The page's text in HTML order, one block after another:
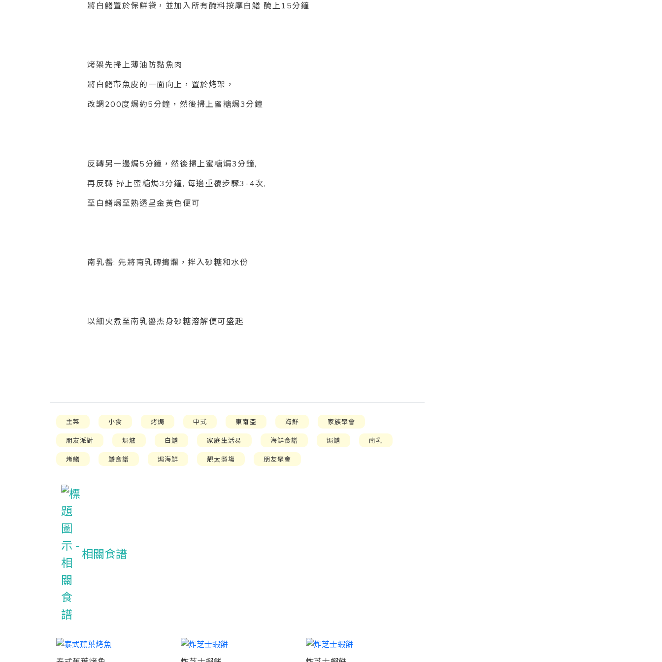
將白鱔置於保鮮袋，並加入所有醃料按摩白鱔 醃上15分鐘
烤架先掃上薄油防黏魚肉
將白鱔帶魚皮的一面向上，置於烤架，
改調200度焗約5分鐘， 然後掃上蜜糖焗3分鐘
反轉另一邊焗5分鐘，然後掃上蜜糖焗3分鐘,
再反轉 掃上蜜糖焗3分鐘, 每邊重覆步驟3-4次,
至白鱔焗至熟透呈金黃色便可
南乳醬: 先將南乳磚搗爛，拌入砂糖和水份
以細火煮至南乳醬杰身砂糖溶解便可盛起
主菜 小食 烤焗 中式 東南亞 海鮮 家族聚會
朋友派對 焗爐 白鱔 家庭生活易 海鮮食譜 焗鱔 南乳
烤鱔 鱔食譜 焗海鮮 靚太煮塲 朋友聚會
相關食譜